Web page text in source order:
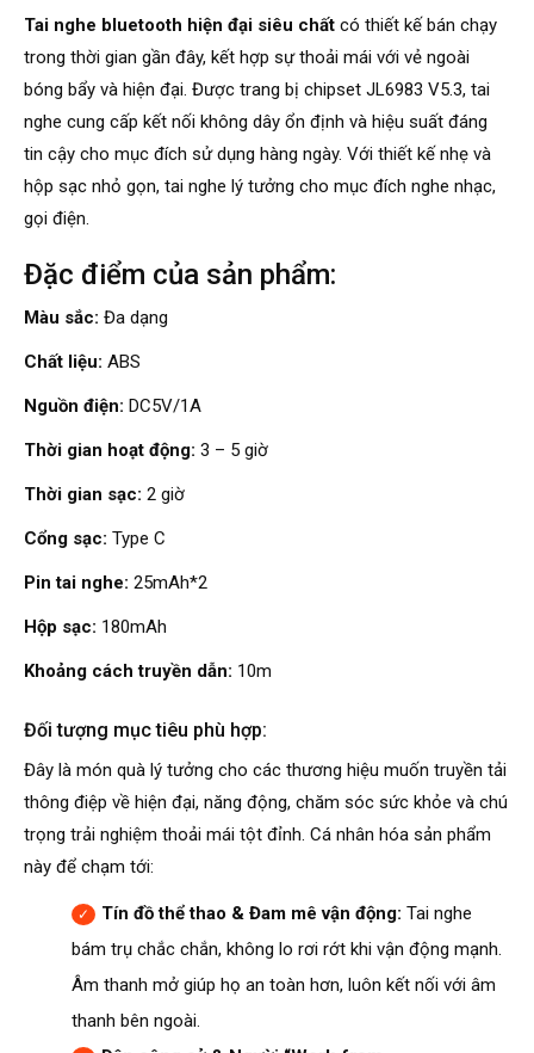
Tai nghe bluetooth hiện đại siêu chất có thiết kế bán chạy
trong thời gian gần đây, kết hợp sự thoải mái với vẻ ngoài
bóng bẩy và hiện đại. Được trang bị chipset JL6983 V5.3, tai
nghe cung cấp kết nối không dây ổn định và hiệu suất đáng
tin cậy cho mục đích sử dụng hàng ngày. Với thiết kế nhẹ và
hộp sạc nhỏ gọn, tai nghe lý tưởng cho mục đích nghe nhạc,
gọi điện.
Đặc điểm của sản phẩm:
Màu sắc: Đa dạng
Chất liệu: ABS
Nguồn điện: DC5V/1A
Thời gian hoạt động: 3 – 5 giờ
Thời gian sạc: 2 giờ
Cổng sạc: Type C
Pin tai nghe: 25mAh*2
Hộp sạc: 180mAh
Khoảng cách truyền dẫn: 10m
Đối tượng mục tiêu phù hợp:
Đây là món quà lý tưởng cho các thương hiệu muốn truyền tải
thông điệp về hiện đại, năng động, chăm sóc sức khỏe và chú
trọng trải nghiệm thoải mái tột đỉnh. Cá nhân hóa sản phẩm
này để chạm tới:
Tín đồ thể thao & Đam mê vận động: Tai nghe
bám trụ chắc chắn, không lo rơi rớt khi vận động mạnh.
Âm thanh mở giúp họ an toàn hơn, luôn kết nối với âm
thanh bên ngoài.